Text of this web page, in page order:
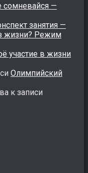
сомневайся —
занятия —
жизни? Режим
участие в жизни
Олимпийский
к записи